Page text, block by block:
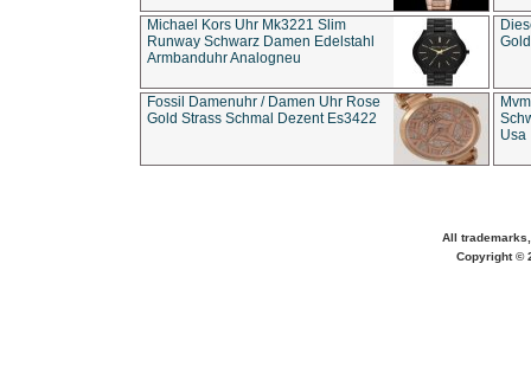
Michael Kors Uhr Mk3221 Slim
Runway Schwarz Damen Edelstahl
Armbanduhr Analogneu
Fossil Damenuhr / Damen Uhr Rose
Gold Strass Schmal Dezent Es3422
Usa
All
Copyright ©